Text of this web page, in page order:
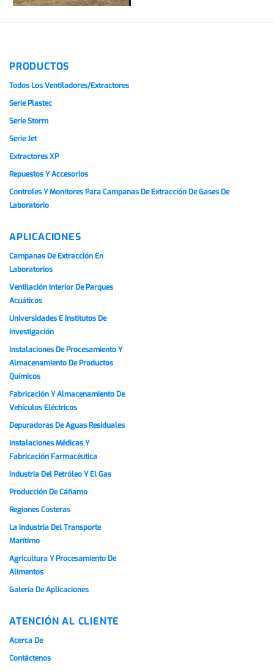
PRODUCTOS
Todos Los Ventiladores/extractores
Serie Plastec
Serie Storm
Serie Jet
Extractores XP
Repuestos Y Accesorios
Controles Y Monitores Para Campanas De Extracción De Gases De
Laboratorio
APLICACIONES
Campanas De Extracción En
Laboratorios
Ventilación Interior De Parques
Acuáticos
Universidades E Institutos De
Investigación
Instalaciones De Procesamiento Y
Almacenamiento De Productos
Químicos
Fabricación Y Almacenamiento De
Vehículos Eléctricos
Depuradoras De Aguas Residuales
Instalaciones Médicas Y
Fabricación Farmacéutica
Industria Del Petróleo Y El Gas
Producción De Cáñamo
Regiones Costeras
La Industria Del Transporte
Marítimo
Agricultura Y Procesamiento De
Alimentos
Galería De Aplicaciones
ATENCIÓN AL CLIENTE
Acerca De
Contáctenos